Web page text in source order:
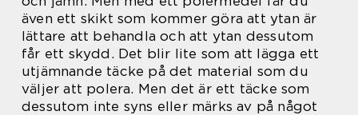
även ett skikt som kommer göra att ytan är
lättare att behandla och att ytan dessutom
får ett skydd. Det blir lite som att lägga ett
utjämnande täcke på det material som du
väljer att polera. Men det är ett täcke som
dessutom inte syns eller märks av på något